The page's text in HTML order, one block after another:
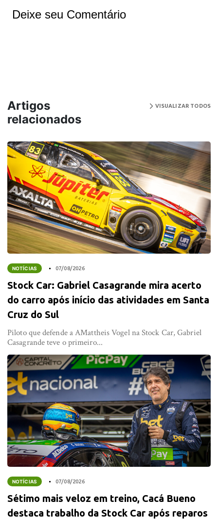
Deixe seu Comentário
Artigos
relacionados
VISUALIZAR TODOS
NOTÍCIAS 07/08/2026
Stock Car: Gabriel Casagrande mira acerto
do carro após início das atividades em Santa
Cruz do Sul
Piloto que defende a AMattheis Vogel na Stock Car, Gabriel
Casagrande teve o primeiro...
NOTÍCIAS 07/08/2026
Sétimo mais veloz em treino, Cacá Bueno
destaca trabalho da Stock Car após reparos